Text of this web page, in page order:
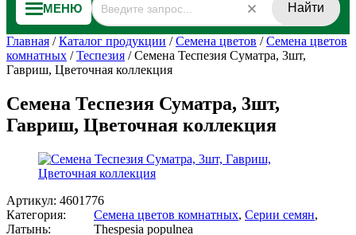
МЕНЮ Найти
Главная /Каталог продукции /Семена цветов /Семена цветов
комнатных /Теспезия /Семена Теспезия Суматра, 3шт,
Гавриш, Цветочная коллекция
Семена Теспезия Суматра, 3шт,
Гавриш, Цветочная коллекция
Артикул: 4601776
Категория:
Семена цветов комнатных, Серии семян,
Латынь:
Thespesia populnea